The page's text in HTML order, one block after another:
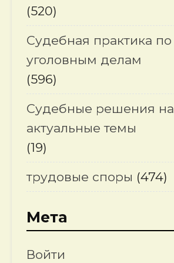
(520)
Судебная практика по
уголовным делам
(596)
Судебные решения на
актуальные темы
(19)
трудовые споры (474)
Мета
Войти